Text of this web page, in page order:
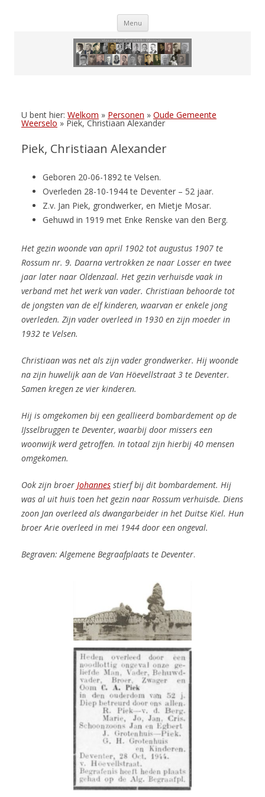
Menu Skip
U bent hier: Welkom » Personen » Oude Gemeente
Weerselo » Piek, Christiaan Alexander
Piek, Christiaan Alexander
Geboren 20-06-1892 te Velsen.
Overleden 28-10-1944 te Deventer – 52 jaar.
Z.v. Jan Piek, grondwerker, en Mietje Mosar.
Gehuwd in 1919 met Enke Renske van den Berg.
Het gezin woonde van april 1902 tot augustus 1907 te
Rossum nr. 9. Daarna vertrokken ze naar Losser en twee
jaar later naar Oldenzaal. Het gezin verhuisde vaak in
verband met het werk van vader. Christiaan behoorde tot
de jongsten van de elf kinderen, waarvan er enkele jong
overleden. Zijn vader overleed in 1930 en zijn moeder in
1932 te Velsen.
Christiaan was net als zijn vader grondwerker. Hij woonde
na zijn huwelijk aan de Van Höevellstraat 3 te Deventer.
Samen kregen ze vier kinderen.
Hij is omgekomen bij een geallieerd bombardement op de
IJsselbruggen te Deventer, waarbij door missers een
woonwijk werd getroffen. In totaal zijn hierbij 40 mensen
omgekomen.
Ook zijn broer Johannes stierf bij dit bombardement. Hij
was al uit huis toen het gezin naar Rossum verhuisde. Diens
zoon Jan overleed als dwangarbeider in het Duitse Kiel. Hun
broer Arie overleed in mei 1944 door een ongeval.
Begraven: Algemene Begraafplaats te Deventer.